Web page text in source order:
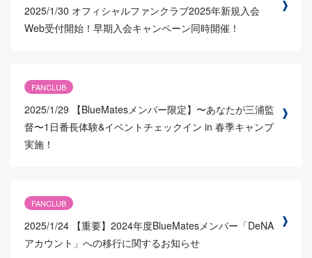
2025/1/30 オフィシャルファンクラブ2025年新規入会
Web受付開始！早期入会キャンペーン同時開催！
FANCLUB
2025/1/29
【BlueMatesメンバー限定】〜あなたが三浦監
督〜1日番長体験&イベントチェックイン in 春季キャンプ
実施！
FANCLUB
2025/1/24 【重要】2024年度BlueMatesメンバー「DeNA
アカウント」への移行に関するお知らせ